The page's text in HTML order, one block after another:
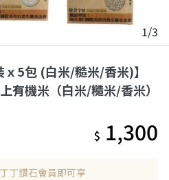
1/3
ｘ5包 (白米/糙米/香米)】
有機米（白米/糙米/香米）
$ 1,300
丁鑽石會員即可享